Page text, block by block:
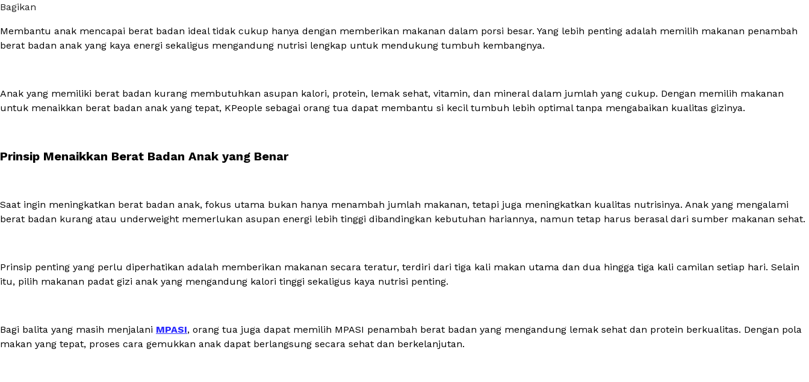
Bagikan
Membantu anak mencapai berat badan ideal tidak cukup hanya dengan memberikan makanan dalam porsi besar. Yang lebih penting adalah memilih makanan penambah
berat badan anak yang kaya energi sekaligus mengandung nutrisi lengkap untuk mendukung tumbuh kembangnya.
Anak yang memiliki berat badan kurang membutuhkan asupan kalori, protein, lemak sehat, vitamin, dan mineral dalam jumlah yang cukup. Dengan memilih makanan
untuk menaikkan berat badan anak yang tepat, KPeople sebagai orang tua dapat membantu si kecil tumbuh lebih optimal tanpa mengabaikan kualitas gizinya.
Prinsip Menaikkan Berat Badan Anak yang Benar
Saat ingin meningkatkan berat badan anak, fokus utama bukan hanya menambah jumlah makanan, tetapi juga meningkatkan kualitas nutrisinya. Anak yang mengalami
berat badan kurang atau underweight memerlukan asupan energi lebih tinggi dibandingkan kebutuhan hariannya, namun tetap harus berasal dari sumber makanan sehat.
Prinsip penting yang perlu diperhatikan adalah memberikan makanan secara teratur, terdiri dari tiga kali makan utama dan dua hingga tiga kali camilan setiap hari. Selain
itu, pilih makanan padat gizi anak yang mengandung kalori tinggi sekaligus kaya nutrisi penting.
Bagi balita yang masih menjalani MPASI, orang tua juga dapat memilih MPASI penambah berat badan yang mengandung lemak sehat dan protein berkualitas. Dengan pola
makan yang tepat, proses cara gemukkan anak dapat berlangsung secara sehat dan berkelanjutan.